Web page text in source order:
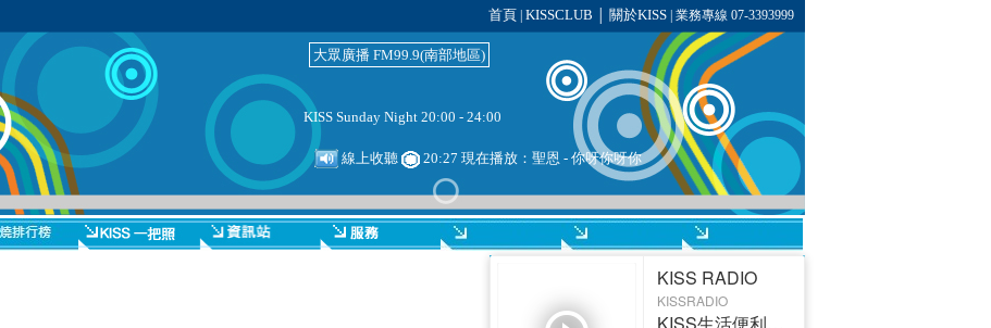
首頁 KISSCLUB 關於KISS| 業務專線 07-3393999
大眾廣播 FM99.9(南部地區)
KISS Sunday Night 20:00 - 24:00
線上收聽 20:27 現在播放：聖恩 - 你呀你呀你